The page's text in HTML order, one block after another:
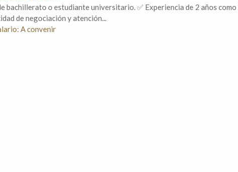
bachillerato o estudiante universitario. ✅ Experiencia de 2 años como
de negociación y atención...
A convenir